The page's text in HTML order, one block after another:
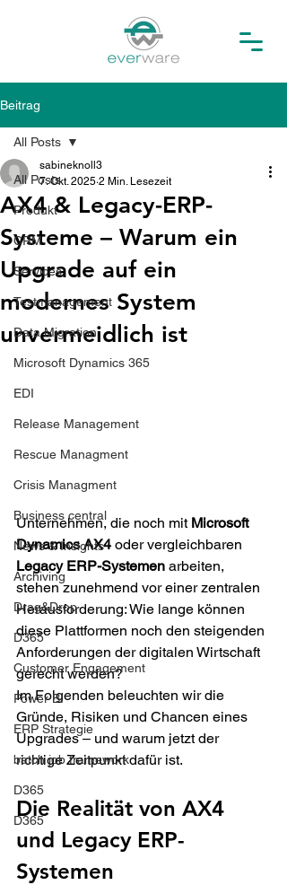
Beitrag
All Posts
Produkt
CRM
Services
Testmanagement
Data Migration
Microsoft Dynamics 365
EDI
Release Management
Rescue Managment
Crisis Managment
Business central
News & Insights
Archiving
Drag&Drop
D365
Customer Engagement
Power BI
ERP Strategie
batch job framework
D365
D365
All Posts
AX4 & Legacy-ERP-
Systeme – Warum ein
Upgrade auf ein
modernes System
unvermeidlich ist
sabineknoll3
7. Okt. 2025 2 Min. Lesezeit
Unternehmen, die noch mit Microsoft
Dynamics AX4 oder vergleichbaren
Legacy ERP-Systemen arbeiten,
stehen zunehmend vor einer zentralen
Herausforderung: Wie lange können
diese Plattformen noch den steigenden
Anforderungen der digitalen Wirtschaft
gerecht werden?
Im Folgenden beleuchten wir die
Gründe, Risiken und Chancen eines
Upgrades – und warum jetzt der
richtige Zeitpunkt dafür ist.
Die Realität von AX4
und Legacy ERP-
Systemen